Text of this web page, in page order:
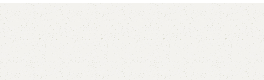
SPZ